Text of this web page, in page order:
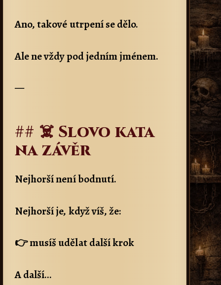
Ano, takové utrpení se dělo.
Ale ne vždy pod jedním jménem.
—
## ☠️ Slovo kata
na závěr
Nejhorší není bodnutí.
Nejhorší je, když víš, že:
👉 musíš udělat další krok
A další…